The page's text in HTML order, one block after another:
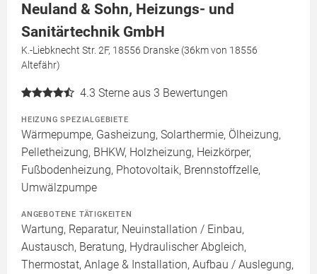
Neuland & Sohn, Heizungs- und
Sanitärtechnik GmbH
K.-Liebknecht Str. 2F, 18556 Dranske (36km von 18556
Altefähr)
4.3 Sterne aus 3 Bewertungen
HEIZUNG SPEZIALGEBIETE
Wärmepumpe, Gasheizung, Solarthermie, Ölheizung,
Pelletheizung, BHKW, Holzheizung, Heizkörper,
Fußbodenheizung, Photovoltaik, Brennstoffzelle,
Umwälzpumpe
ANGEBOTENE TÄTIGKEITEN
Wartung, Reparatur, Neuinstallation / Einbau,
Austausch, Beratung, Hydraulischer Abgleich,
Thermostat, Anlage & Installation, Aufbau / Auslegung,